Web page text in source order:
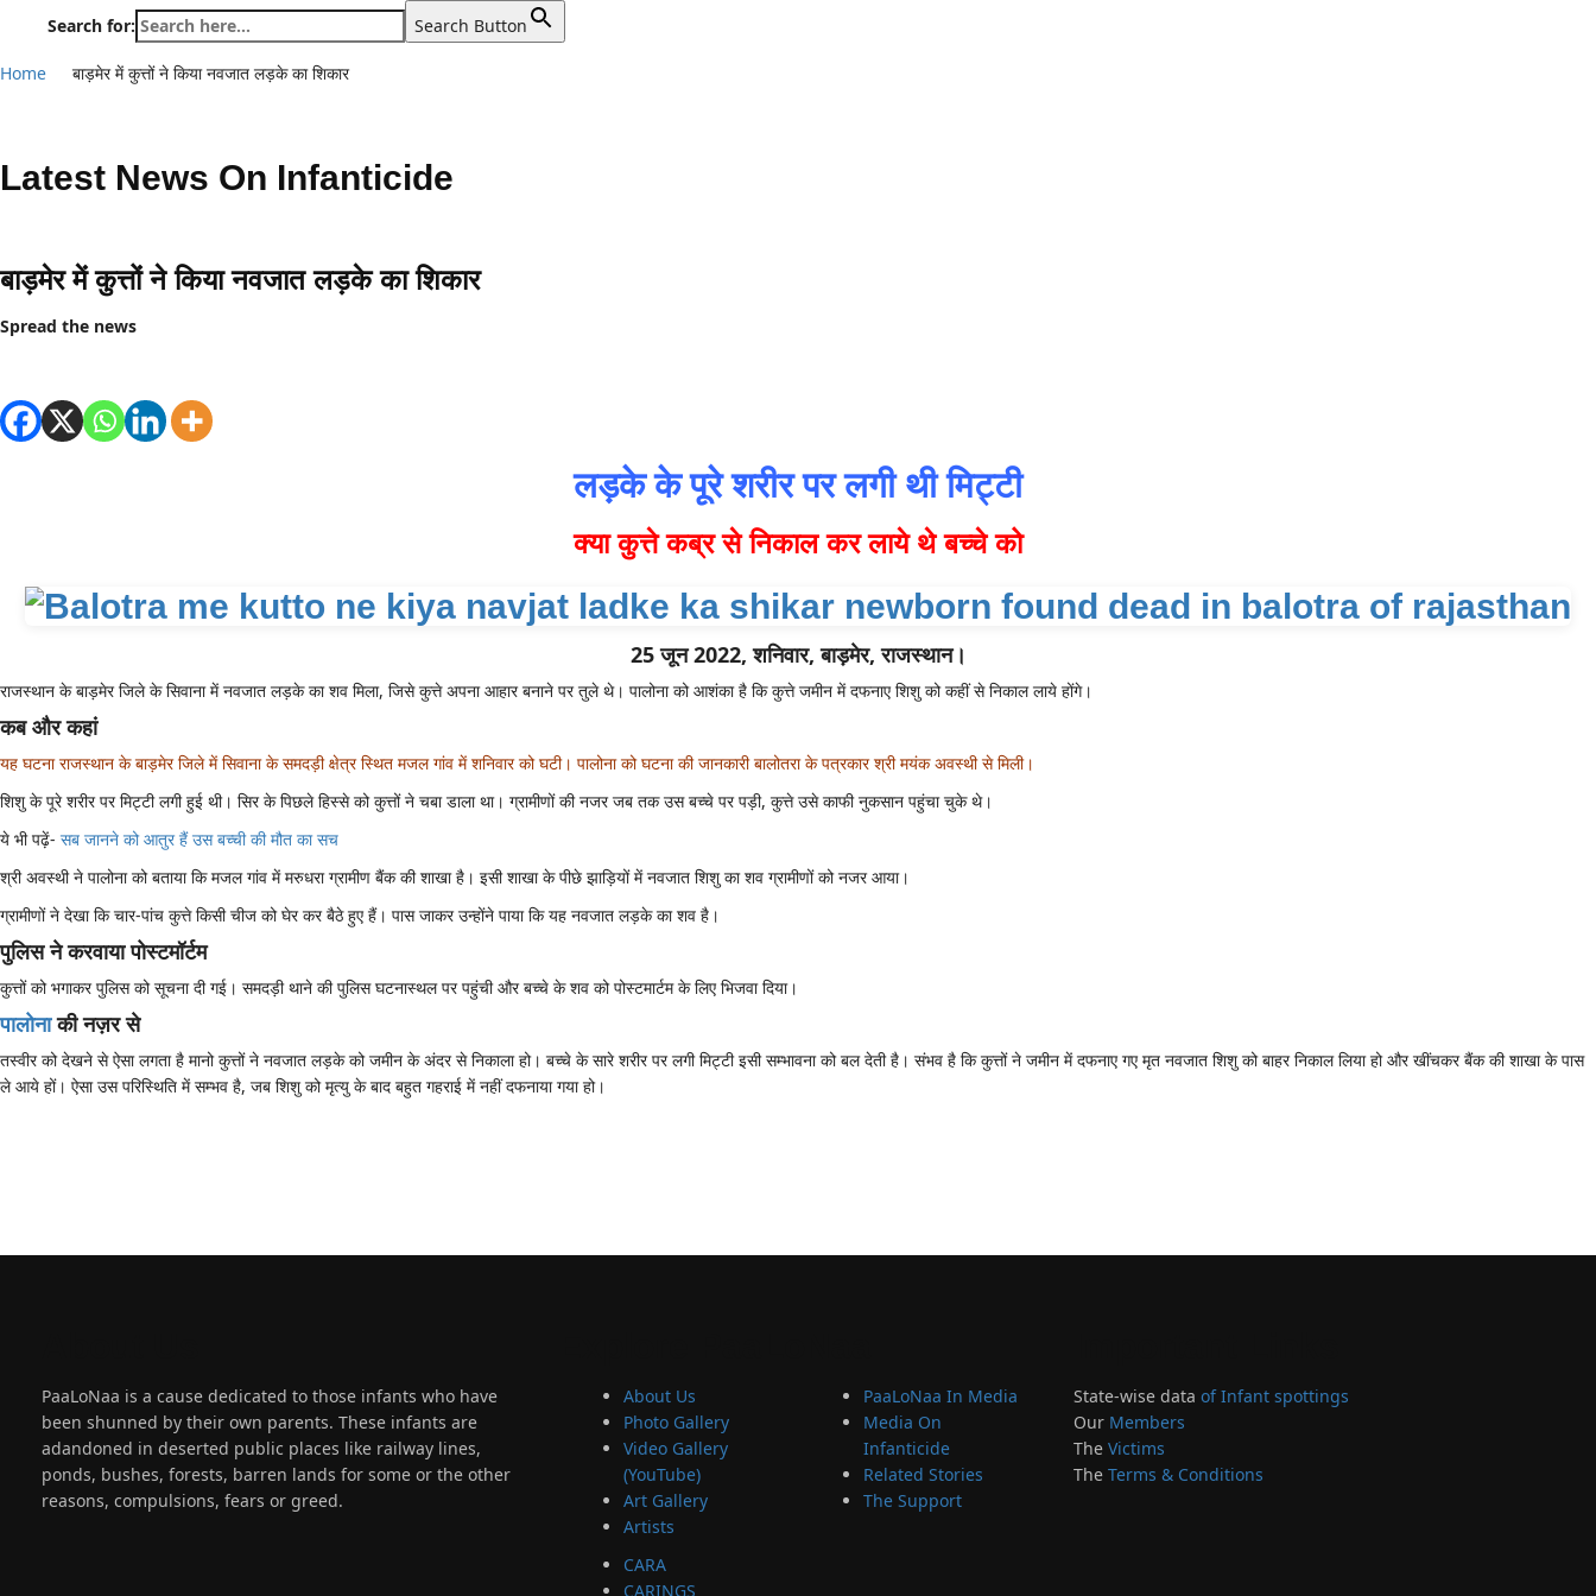
Search for: Search Button
Home बाड़मेर में कुत्तों ने किया नवजात लड़के का शिकार
Latest News On Infanticide
बाड़मेर में कुत्तों ने किया नवजात लड़के का शिकार
Spread the news
लड़के के पूरे शरीर पर लगी थी मिट्टी
क्या कुत्ते कब्र से निकाल कर लाये थे बच्चे को
25 जून 2022, शनिवार, बाड़मेर, राजस्थान।
राजस्थान के बाड़मेर जिले के सिवाना में नवजात लड़के का शव मिला, जिसे कुत्ते अपना आहार बनाने पर तुले थे। पालोना को आशंका है कि कुत्ते जमीन में दफनाए शिशु को कहीं से निकाल लाये होंगे।
कब और कहां
यह घटना राजस्थान के बाड़मेर जिले में सिवाना के समदड़ी क्षेत्र स्थित मजल गांव में शनिवार को घटी। पालोना को घटना की जानकारी बालोतरा के पत्रकार श्री मयंक अवस्थी से मिली।
शिशु के पूरे शरीर पर मिट्टी लगी हुई थी। सिर के पिछले हिस्से को कुत्तों ने चबा डाला था। ग्रामीणों की नजर जब तक उस बच्चे पर पड़ी, कुत्ते उसे काफी नुकसान पहुंचा चुके थे।
ये भी पढ़ें- सब जानने को आतुर हैं उस बच्ची की मौत का सच
श्री अवस्थी ने पालोना को बताया कि मजल गांव में मरुधरा ग्रामीण बैंक की शाखा है। इसी शाखा के पीछे झाड़ियों में नवजात शिशु का शव ग्रामीणों को नजर आया।
ग्रामीणों ने देखा कि चार-पांच कुत्ते किसी चीज को घेर कर बैठे हुए हैं। पास जाकर उन्होंने पाया कि यह नवजात लड़के का शव है।
पुलिस ने करवाया पोस्टमॉर्टम
कुत्तों को भगाकर पुलिस को सूचना दी गई। समदड़ी थाने की पुलिस घटनास्थल पर पहुंची और बच्चे के शव को पोस्टमार्टम के लिए भिजवा दिया।
पालोनाकी नज़र से
तस्वीर को देखने से ऐसा लगता है मानो कुत्तों ने नवजात लड़के को जमीन के अंदर से निकाला हो। बच्चे के सारे शरीर पर लगी मिट्टी इसी सम्भावना को बल देती है। संभव है कि कुत्तों ने जमीन में दफनाए गए मृत नवजात शिशु को बाहर निकाल लिया हो और खींचकर बैंक की शाखा के पास
ले आये हों। ऐसा उस परिस्थिति में सम्भव है, जब शिशु को मृत्यु के बाद बहुत गहराई में नहीं दफनाया गया हो।
PaaLoNaa is a cause dedicated to those infants who have
been shunned by their own parents. These infants are
adandoned in deserted public places like railway lines,
ponds, bushes, forests, barren lands for some or the other
reasons, compulsions, fears or greed.
About Us
Photo Gallery
Video Gallery
(YouTube)
Art Gallery
Artists
CARA
CARINGS
PaaLoNaa In Media
Media On
Infanticide
Related Stories
The Support
State-wise data of Infant spottings
Our Members
TheVictims
TheTerms & Conditions